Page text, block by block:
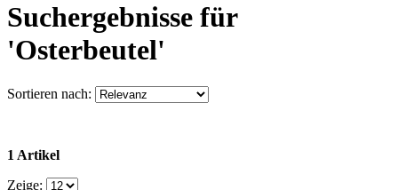
Suchergebnisse für
'Osterbeutel'
Sortieren nach:
1 Artikel
Zeige: